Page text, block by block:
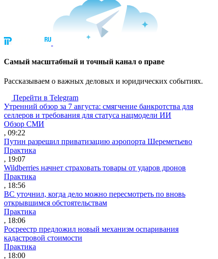
Cамый масштабный и точный канал о праве
Рассказываем о важных деловых и юридических событиях.
Перейти в Telegram
Утренний обзор за 7 августа: смягчение банкротства для
селлеров и требования для статуса нацмодели ИИ
Обзор СМИ
, 09:22
Путин разрешил приватизацию аэропорта Шереметьево
Практика
, 19:07
Wildberries начнет страховать товары от ударов дронов
Практика
, 18:56
ВС уточнил, когда дело можно пересмотреть по вновь
открывшимся обстоятельствам
Практика
, 18:06
Росреестр предложил новый механизм оспаривания
кадастровой стоимости
Практика
, 18:00